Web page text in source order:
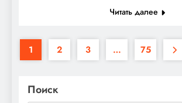
Читать далее
1 2 3 … 75
Поиск